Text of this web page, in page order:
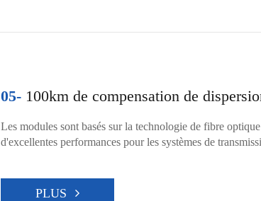
05-100km de compensation de
Les modules sont basés sur la technologie de fibre
d'excellentes performances pour les systèmes de
PLUS